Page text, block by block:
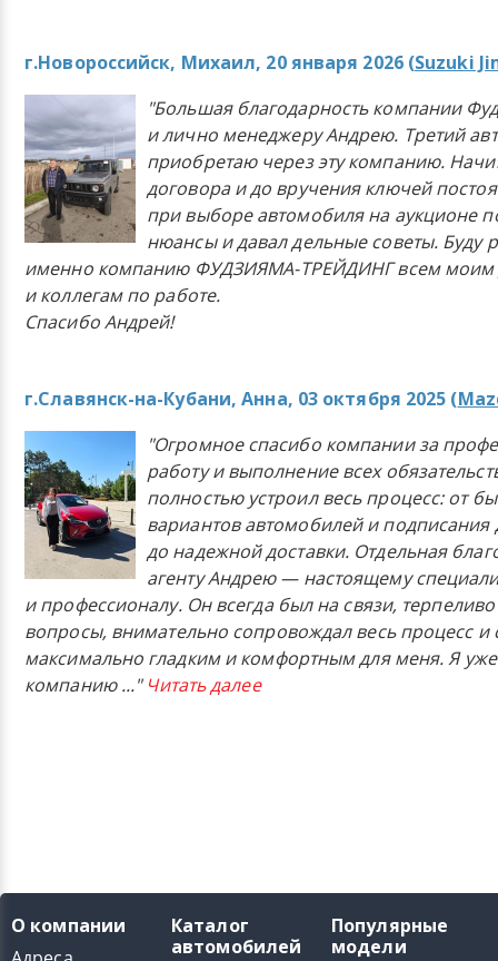
г.Новороссийск, Михаил, 20 января 2026 (Suzuki
"Большая благодарность компании
и лично менеджеру Андрею. Третий
приобретаю через эту компанию.
договора и до вручения ключей
при выборе автомобиля на аукционе
нюансы и давал дельные советы. Буду
именно компанию ФУДЗИЯМА-ТРЕЙДИНГ всем моим
и коллегам по работе.
Спасибо Андрей!
г.Славянск-на-Кубани, Анна, 03 октября 2025 (
"Огромное спасибо компании за
работу и выполнение всех
полностью устроил весь процесс: от
вариантов автомобилей и подписания
до надежной доставки. Отдельная
агенту Андрею — настоящему
и профессионалу. Он всегда был на связи,
вопросы, внимательно сопровождал весь процесс и
максимально гладким и комфортным для меня. Я
компанию..." Читать далее
О компании
Каталог
автомобилей
Популярные
модели